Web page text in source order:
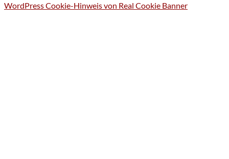
WordPress Cookie-Hinweis von Real Cookie Banner